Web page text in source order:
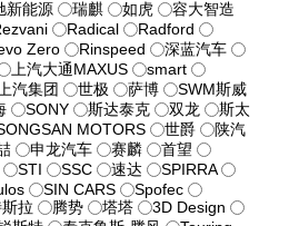
新能源 瑞麒 如虎
容大智造
Radical
Radford
Zero Rinspeed
深蓝汽车
上汽大通MAXUS
smart
上汽集团 世极 萨博
SWM斯威
SONY 斯达泰克 双龙
斯太
MOTORS 世爵
陕汽
申龙汽车 赛麟
首望
STI SSC 速达
SPIRRA
SIN CARS
Spofec
拉 腾势 塔塔
3D Design